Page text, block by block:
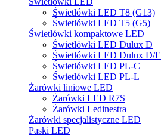
Świetlówki LED T8 (G13)
Świetlówki LED T5 (G5)
Świetlówki kompaktowe LED
Świetlówki LED Dulux D
Świetlówki LED Dulux D/E
Świetlówki LED PL-C
Świetlówki LED PL-L
Żarówki liniowe LED
Żarówki LED R7S
Żarówki Ledinestra
Żarówki specjalistyczne LED
Paski LED